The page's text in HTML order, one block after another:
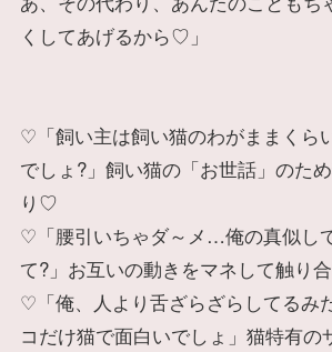
くしてあげるから♡」
♡「飼い主は飼い猫のわがままくら
でしょ?」飼い猫の「お世話」のた
り♡
♡「腰引いちゃダ～メ…俺の真似し
て?」お互いの動きをマネして触り
♡「俺、人より舌ざらざらしてるみ
コだけ猫で面白いでしょ」猫特有の